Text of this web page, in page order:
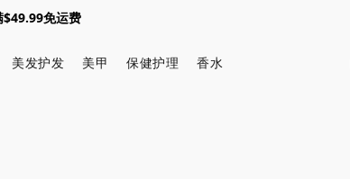
$49.99免运费
美发护发 美甲 保健护理 香水